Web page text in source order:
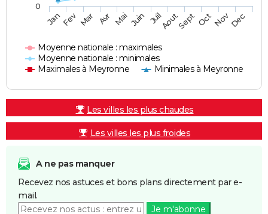
Moyenne nationale : maximales
Moyenne nationale : minimales
Maximales à Meyronne
Minimales à Meyronne
JanFev Mar Avr Mai Juin JuilAoutSept OctNovDec
0
Les villes les plus chaudes
Les villes les plus froides
A ne pas manquer
Recevez nos astuces et bons plans directement par e-
mail.
Je m'abonne